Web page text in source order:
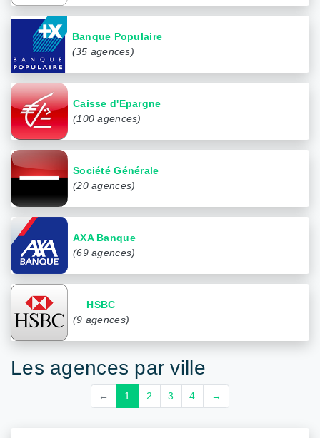
Banque Populaire
(35 agences)
Caisse d'Epargne
(100 agences)
Société Générale
(20 agences)
AXA Banque
(69 agences)
HSBC
(9 agences)
Les agences par ville
← 1 2 3 4 →